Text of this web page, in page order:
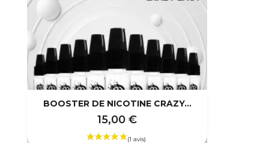
BOOSTER DE NICOTINE CRAZY...
15,00 €